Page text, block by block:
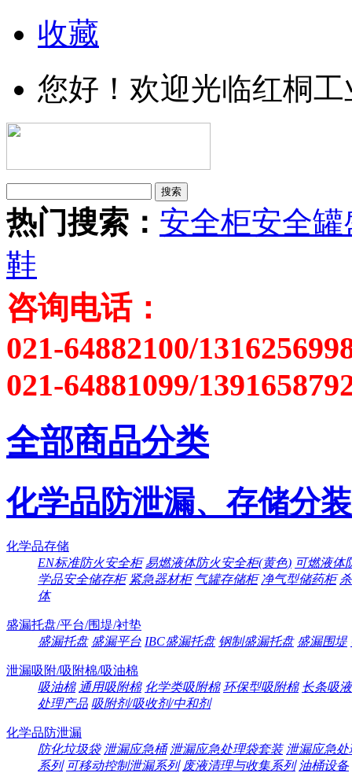
收藏
您好！欢迎光临红桐
热门搜索： 安全柜安全罐
鞋
咨询电话：
021-64882100/
021-64881099/
全部商品分类
化学品防泄漏、存储分装
化学品存储
EN标准防火安全柜 易燃液体防火安全柜(黄色) 可燃液体
学品安全储存柜 紧急器材柜 气罐存储柜 净气型储药柜
体
盛漏托盘/平台/围堤/衬垫
盛漏托盘 盛漏平台 IBC盛漏托盘 钢制盛漏托盘 盛漏围堤
泄漏吸附/吸附棉/吸油棉
吸油棉 通用吸附棉 化学类吸附棉 环保型吸附棉 长条吸
处理产品 吸附剂/吸收剂/中和剂
化学品防泄漏
防化垃圾袋 泄漏应急桶 泄漏应急处理袋套装 泄漏应急
系列 可移动控制泄漏系列 废液清理与收集系列 油桶设备